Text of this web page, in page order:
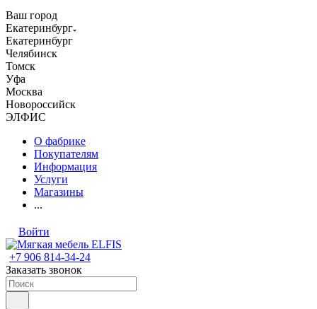
Ваш город
Екатеринбург
Екатеринбург
Челябинск
Томск
Уфа
Москва
Новороссийск
ЭЛФИС
О фабрике
Покупателям
Информация
Услуги
Магазины
...
Войти
+7 906 814-34-24
Заказать звонок